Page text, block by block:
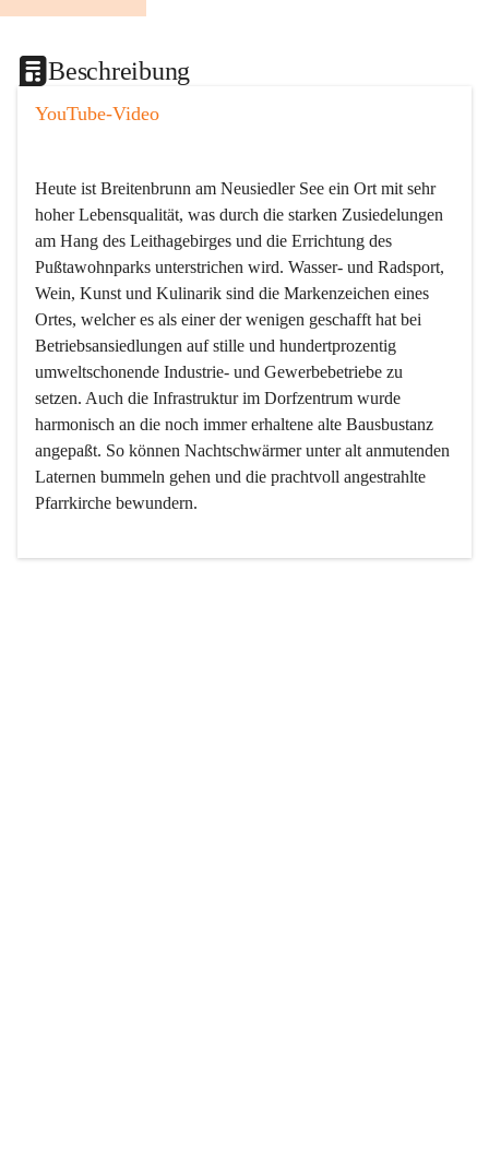
Beschreibung
YouTube-Video
Heute ist Breitenbrunn am Neusiedler See ein Ort mit sehr
hoher Lebensqualität, was durch die starken Zusiedelungen
am Hang des Leithagebirges und die Errichtung des
Pußtawohnparks unterstrichen wird. Wasser- und Radsport,
Wein, Kunst und Kulinarik sind die Markenzeichen eines
Ortes, welcher es als einer der wenigen geschafft hat bei
Betriebsansiedlungen auf stille und hundertprozentig
umweltschonende Industrie- und Gewerbebetriebe zu
setzen. Auch die Infrastruktur im Dorfzentrum wurde
harmonisch an die noch immer erhaltene alte Bausbustanz
angepaßt. So können Nachtschwärmer unter alt anmutenden
Laternen bummeln gehen und die prachtvoll angestrahlte
Pfarrkirche bewundern.
Der Weinbau dominert heute nicht mehr, ist aber integrativer